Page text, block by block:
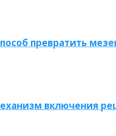
превратить
включения